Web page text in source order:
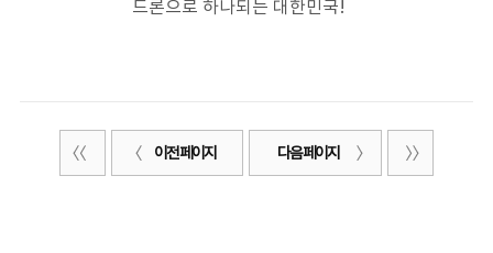
드론으로 하나되는 대한민국!
이전 페이지 다음 페이지